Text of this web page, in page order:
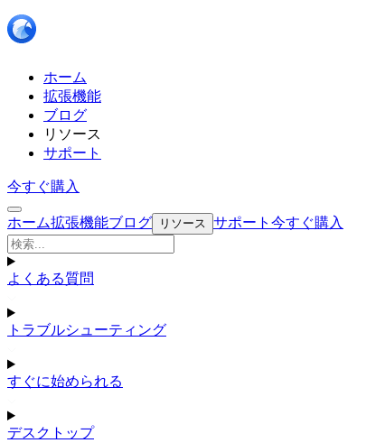
ホーム
拡張機能
ブログ
リソース
サポート
今すぐ購入
ホーム拡張機能ブログ リソース サポート 今すぐ購入
よくある質問
トラブルシューティング
すぐに始められる
デスクトップ